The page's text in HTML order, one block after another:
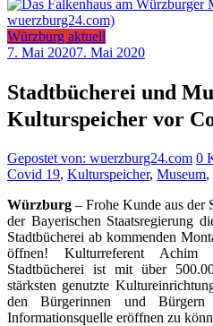
Würzburg aktuell
7. Mai 20207. Mai 2020
Stadtbücherei und
Kulturspeicher vor
Gepostet von: wuerzburg24.com 0
Covid 19, Kulturspeicher, Museum,
Würzburg – Frohe Kunde aus der
der Bayerischen Staatsregierung
Stadtbücherei ab kommenden
öffnen! Kulturreferent
Stadtbücherei ist mit über
stärksten genutzte
den Bürgerinnen und
Informationsquelle eröffnen zu